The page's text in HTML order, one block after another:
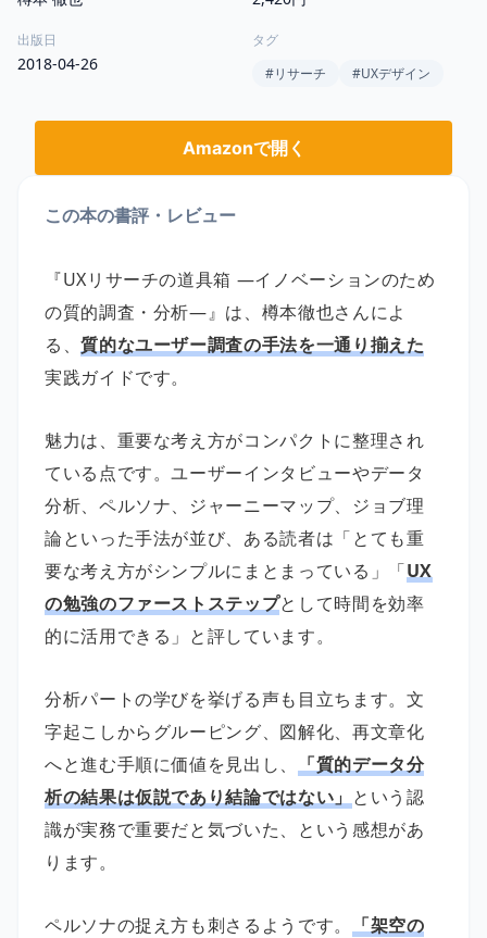
出版日
2018-04-26
タグ
#リサーチ #UXデザイン
Amazonで開く
この本の書評・レビュー
『UXリサーチの道具箱 ―イノベーションのため
の質的調査・分析―』は、樽本徹也さんによ
る、質的なユーザー調査の手法を一通り揃えた
実践ガイドです。
魅力は、重要な考え方がコンパクトに整理され
ている点です。ユーザーインタビューやデータ
分析、ペルソナ、ジャーニーマップ、ジョブ理
論といった手法が並び、ある読者は「とても重
要な考え方がシンプルにまとまっている」「UX
の勉強のファーストステップとして時間を効率
的に活用できる」と評しています。
分析パートの学びを挙げる声も目立ちます。文
字起こしからグルーピング、図解化、再文章化
へと進む手順に価値を見出し、
「質的データ分
析の結果は仮説であり結論ではない」 という認
識が実務で重要だと気づいた、という感想があ
ります。
ペルソナの捉え方も刺さるようです。
「架空の